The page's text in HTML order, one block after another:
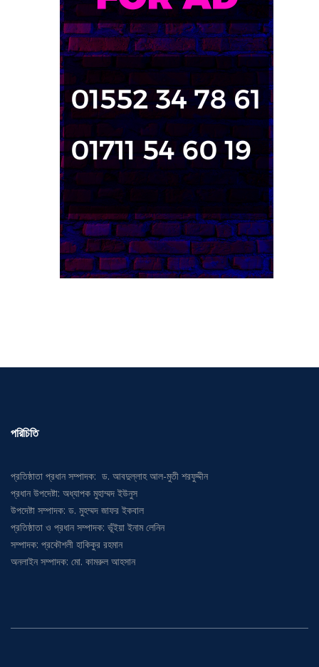
প্রতিষ্ঠাতা প্রধান সম্পাদক: ড. আবদুল্লাহ আল-মুতী শরফুদ্দীন
প্রধান উপদেষ্টা: অধ্যাপক মুহাম্মদ ইউনুস
উপদেষ্টা সম্পাদক: ড. মুহম্মদ জাফর ইকবাল
প্রতিষ্ঠাতা ও প্রধান সম্পাদক: ভূঁইয়া ইনাম লেনিন
সম্পাদক: প্রকৌশলী হাকিকুর রহমান